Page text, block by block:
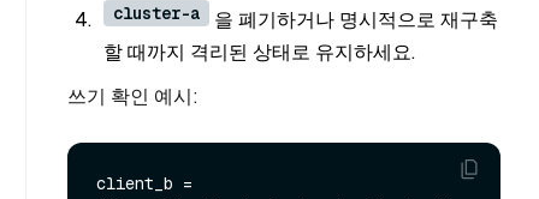
cluster-a
을 폐기하거나 명시적으로 재구축
할 때까지 격리된 상태로 유지하세요.
쓰기 확인 예시:
client_b =